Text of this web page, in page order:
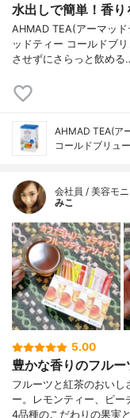
水出しで簡単！香
AHMAD TEA(アーマッ
ッドティー コールドブ
させずにさらっと飲める
AHMAD TEA(ア
コールドブリュ
会社員 / 美容モ
みこ
5.00
豊かな香りのフルー
フルーツと紅茶のおいし
ー。レモンティー、ピ
4品種のこだわりの果実